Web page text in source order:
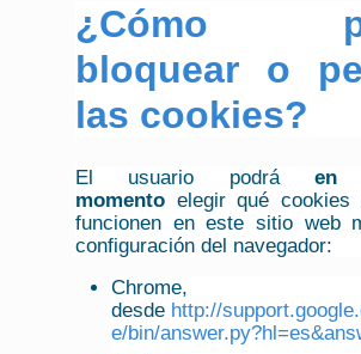
¿Cómo
bloquear o
las cookies?
El usuario podrá en
momento elegir qué cookies
funcionen en este sitio web
configuración del navegador:
Chrome,
desde http://
e/bin/